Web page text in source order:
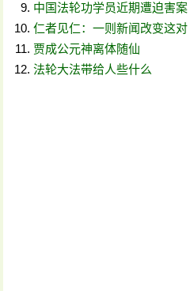
中国法轮功学员近期遭迫害案
仁者见仁：一则新闻改变这对
贾成公元神离体随仙
法轮大法带给人些什么